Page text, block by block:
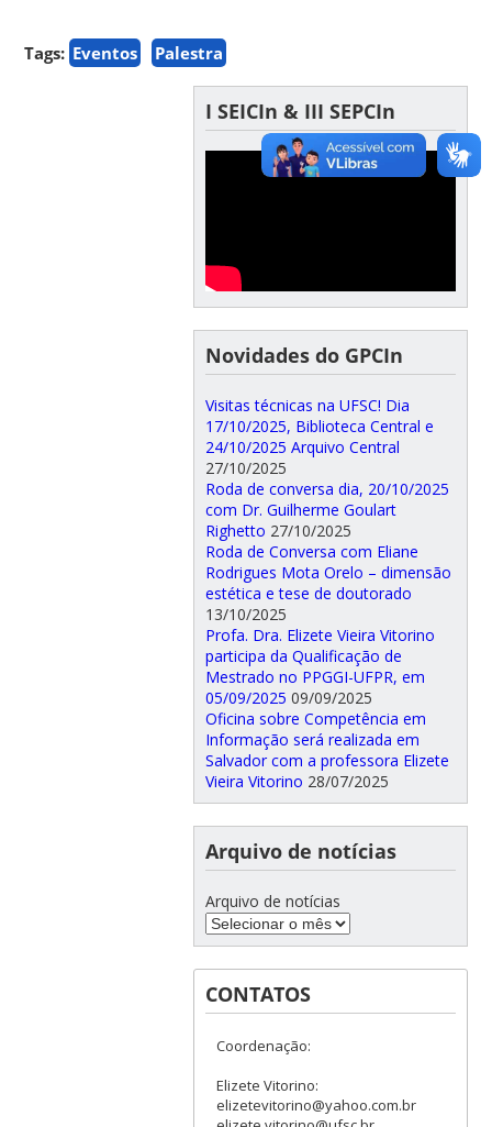
Tags: Eventos Palestra
I SEICIn & III SEPCIn
Novidades do GPCIn
Visitas técnicas na UFSC! Dia
17/10/2025, Biblioteca Central e
24/10/2025 Arquivo Central
27/10/2025
Roda de conversa dia, 20/10/2025
com Dr. Guilherme Goulart
Righetto 27/10/2025
Roda de Conversa com Eliane
Rodrigues Mota Orelo – dimensão
estética e tese de doutorado
13/10/2025
Profa. Dra. Elizete Vieira Vitorino
participa da Qualificação de
Mestrado no PPGGI-UFPR, em
05/09/2025 09/09/2025
Oficina sobre Competência em
Informação será realizada em
Salvador com a professora Elizete
Vieira Vitorino 28/07/2025
Arquivo de notícias
Arquivo de notícias
CONTATOS
Coordenação:
Elizete Vitorino:
elizetevitorino@yahoo.com.br